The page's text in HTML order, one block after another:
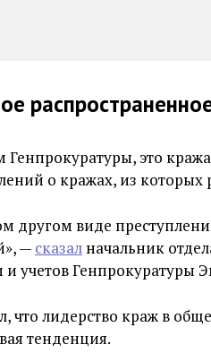
это
о кражах, из которых
другом виде
— сказал начальник
и учетов Генпрокуратуры
что лидерство краж в
тенденция.